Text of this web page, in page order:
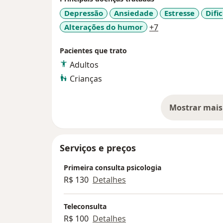
- Tratamento para ansiedade e depressão
- Orientação familiar
- Orientação a queixas escolares
- Compulsões
- Autoestima e autoconhecimento
manejo clínico. Juntos podemos buscar
disposição!
Um abraço e aguardo seu contato!
Lígia Moura
Psicóloga Clínica - CRP 06/178008
Depressão Ansiedade Estresse
Alterações do humor
+7
Pacientes que trato
Adultos
Crianças
Mostrar
Serviços e preços
Primeira consulta psicologia
R$ 130 Detalhes
Teleconsulta
R$ 100 Detalhes